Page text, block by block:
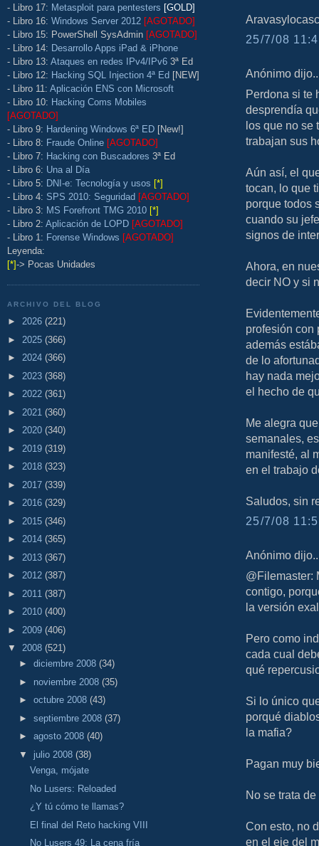
- Libro 17: Metasploit para pentesters [GOLD]
- Libro 16: Windows Server 2012 [AGOTADO]
- Libro 15: PowerShell SysAdmin [AGOTADO]
- Libro 14: Desarrollo Apps iPad & iPhone
- Libro 13: Ataques en redes IPv4/IPv6 3ª Ed
- Libro 12: Hacking SQL Injection 4ª Ed [NEW]
- Libro 11: Aplicación ENS con Microsoft
- Libro 10: Hacking Coms Mobiles
[AGOTADO]
- Libro 9: Hardening Windows 6ª ED [New!]
- Libro 8: Fraude Online [AGOTADO]
- Libro 7: Hacking con Buscadores 3ª Ed
- Libro 6: Una al Día
- Libro 5: DNI-e: Tecnología y usos [*]
- Libro 4: SPS 2010: Seguridad [AGOTADO]
- Libro 3: MS Forefront TMG 2010 [*]
- Libro 2: Aplicación de LOPD [AGOTADO]
- Libro 1: Forense Windows [AGOTADO]
Leyenda:
[*]-> Pocas Unidades
ARCHIVO DEL BLOG
► 2026 (221)
► 2025 (366)
► 2024 (366)
► 2023 (368)
► 2022 (361)
► 2021 (360)
► 2020 (340)
► 2019 (319)
► 2018 (323)
► 2017 (339)
► 2016 (329)
► 2015 (346)
► 2014 (365)
► 2013 (367)
► 2012 (387)
► 2011 (387)
► 2010 (400)
► 2009 (406)
▼ 2008 (521)
► diciembre 2008 (34)
► noviembre 2008 (35)
► octubre 2008 (43)
► septiembre 2008 (37)
► agosto 2008 (40)
▼ julio 2008 (38)
Venga, mójate
No Lusers: Reloaded
¿Y tú cómo te llamas?
El final del Reto hacking VIII
No Lusers 49: La cena fría
25/7/08
Anónimo
Perdona si te
desprendía
los que no se
trabajan sus
Aún así, el
tocan, lo que
porque todos
cuando su
signos de
Ahora, en
decir NO y si
profesión con
además
de lo
hay nada
el hecho de
Me alegra
semanales,
manifesté, al
en el trabajo
Saludos, sin
25/7/08
Anónimo
@Filemaster:
contigo,
la versión
Pero como
cada cual
qué
Si lo único
porqué
la mafia?
Pagan muy
No se trata
Con esto, no
en el eje del